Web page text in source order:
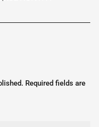
Required fields are